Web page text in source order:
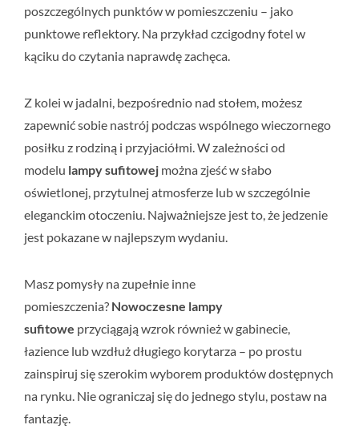
poszczególnych punktów w pomieszczeniu – jako
punktowe reflektory. Na przykład czcigodny fotel w
kąciku do czytania naprawdę zachęca.
Z kolei w jadalni, bezpośrednio nad stołem, możesz
zapewnić sobie nastrój podczas wspólnego wieczornego
posiłku z rodziną i przyjaciółmi. W zależności od
modelu lampy sufitowej można zjeść w słabo
oświetlonej, przytulnej atmosferze lub w szczególnie
eleganckim otoczeniu. Najważniejsze jest to, że jedzenie
jest pokazane w najlepszym wydaniu.
Masz pomysły na zupełnie inne
pomieszczenia? Nowoczesne lampy
sufitowe przyciągają wzrok również w gabinecie,
łazience lub wzdłuż długiego korytarza – po prostu
zainspiruj się szerokim wyborem produktów dostępnych
na rynku. Nie ograniczaj się do jednego stylu, postaw na
fantazję.